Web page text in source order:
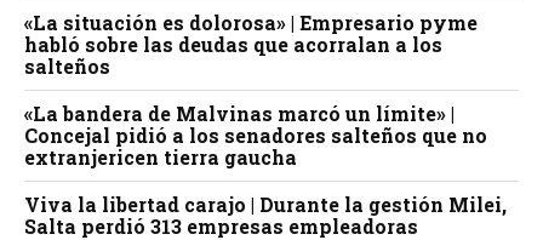
«La situación es dolorosa» | Empresario pyme
habló sobre las deudas que acorralan a los
salteños
«La bandera de Malvinas marcó un límite» |
Concejal pidió a los senadores salteños que no
extranjericen tierra gaucha
Viva la libertad carajo | Durante la gestión Milei,
Salta perdió 313 empresas empleadoras